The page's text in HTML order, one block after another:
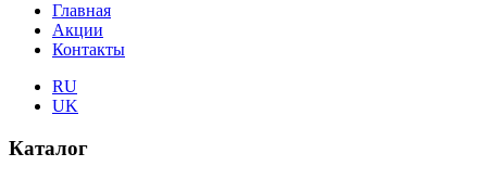
Главная
Акции
Контакты
RU
UK
Каталог